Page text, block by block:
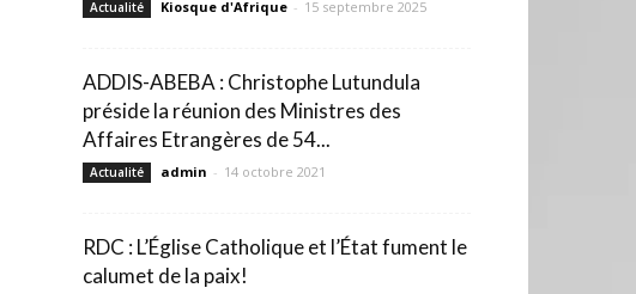
Actualité Kiosque d'Afrique - 15 septembre 2025
ADDIS-ABEBA : Christophe Lutundula
préside la réunion des Ministres des
Affaires Etrangères de 54...
Actualité admin - 14 octobre 2021
RDC : L’Église Catholique et l’État fument le
calumet de la paix!